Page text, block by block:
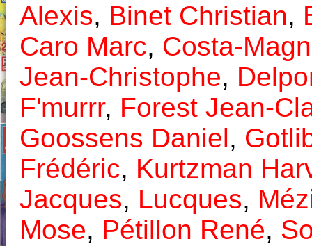
Alexis, Binet Christian,
Caro Marc, Costa-
Jean-Christophe,
F'murrr, Forest Jean-
Goossens Daniel,
Frédéric, Kurtzman
Jacques, Lucques,
Mose, Pétillon René,